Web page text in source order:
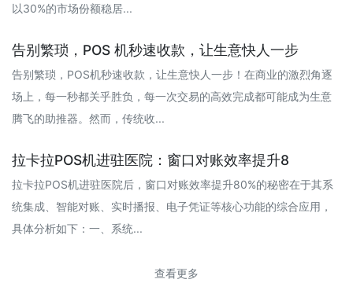
以30%的市场份额稳居...
告别繁琐，POS 机秒速收款，让生意快人一步
告别繁琐，POS机秒速收款，让生意快人一步！在商业的激烈角逐
场上，每一秒都关乎胜负，每一次交易的高效完成都可能成为生意
腾飞的助推器。然而，传统收...
拉卡拉POS机进驻医院：窗口对账效率提升8
拉卡拉POS机进驻医院后，窗口对账效率提升80%的秘密在于其系
统集成、智能对账、实时播报、电子凭证等核心功能的综合应用，
具体分析如下：一、系统...
查看更多